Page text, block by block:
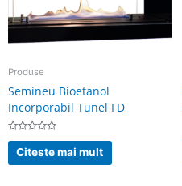
Produse
Semineu Bioetanol
Incorporabil Tunel FD
Evaluat
din
Citeste mai mult